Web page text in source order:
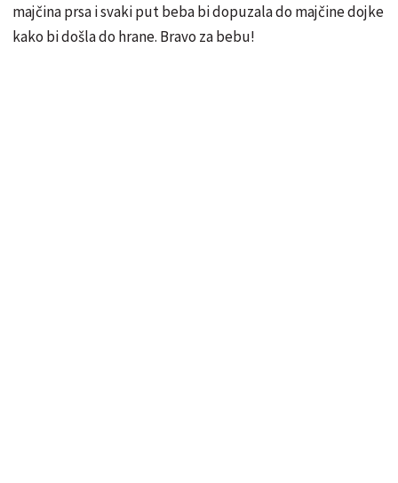
majčina prsa i svaki put beba bi dopuzala do majčine dojke
kako bi došla do hrane. Bravo za bebu!